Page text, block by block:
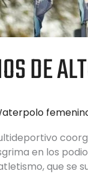
DE
en los
que se